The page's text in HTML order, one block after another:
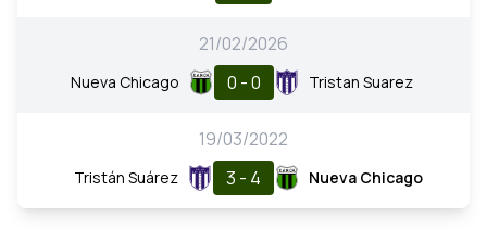
21/02/2026
Nueva Chicago 0 - 0 Tristan Suarez
19/03/2022
Tristán Suárez 3 - 4 Nueva Chicago